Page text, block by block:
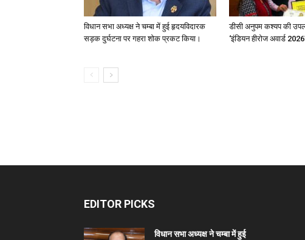
विधान सभा अध्यक्ष ने चम्बा में हुई हृदयविदारक
सड़क दुर्घटना पर गहरा शोक प्रकट किया।
डीसी अनुपम कश्यप की
‘इंडियन हीरोज अवार्ड
EDITOR PICKS
विधान सभा अध्यक्ष ने चम्बा में हुई